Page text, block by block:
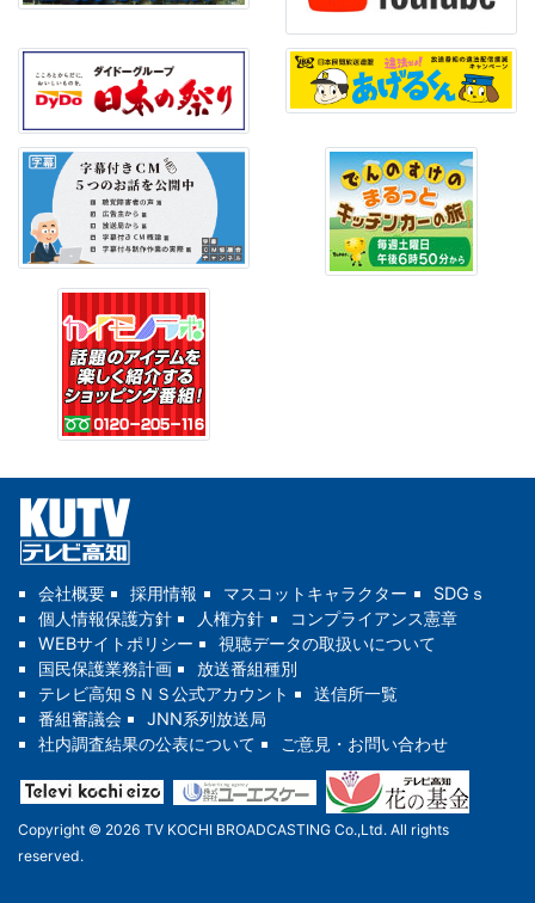
会社概要 採用情報 マスコットキャラクター
SDGｓ
個人情報保護方針
人権方針
コンプライアンス憲章
WEBサイトポリシー
視聴データの取扱いについて
国民保護業務計画
放送番組種別
テレビ高知ＳＮＳ公式アカウント
送信所一覧
番組審議会
JNN系列放送局
社内調査結果の公表について
ご意見・お問い合わせ
Copyright © 2026 TV KOCHI BROADCASTING Co.,Ltd. All rights
reserved.